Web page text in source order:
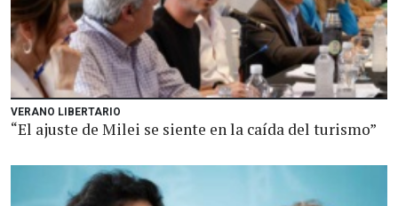
VERANO LIBERTARIO
“El ajuste de Milei se siente en la caída del turismo”